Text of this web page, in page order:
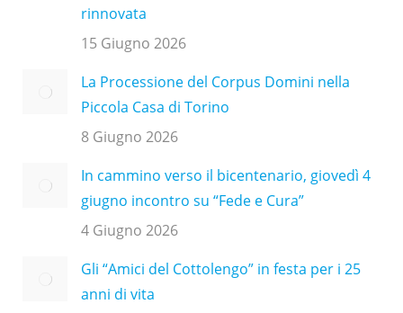
rinnovata
15 Giugno 2026
La Processione del Corpus Domini nella
Piccola Casa di Torino
8 Giugno 2026
In cammino verso il bicentenario, giovedì 4
giugno incontro su “Fede e Cura”
4 Giugno 2026
Gli “Amici del Cottolengo” in festa per i 25
anni di vita